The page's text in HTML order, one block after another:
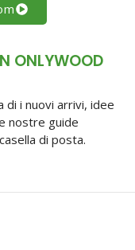
ONLYWOOD
i nuovi arrivi, idee
nostre guide
di posta.